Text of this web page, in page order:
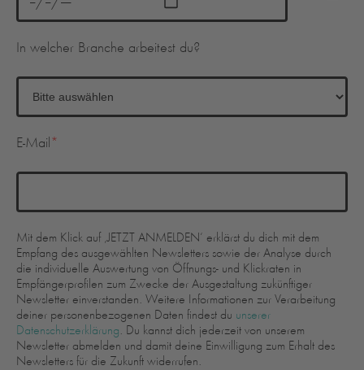
In welcher Branche arbeitest du?
E-Mail *
Mit dem Klick auf ‚JETZT ANMELDEN‘ erklärst du dich mit dem
Empfang des ausgewählten Newsletters sowie der Analyse durch
die individuelle Auswertung von Öffnungs- und Klickraten in
Empfängerprofilen zum Zwecke der Ausgestaltung zukünftiger
Newsletter einverstanden. Weitere Informationen zur Verarbeitung
deiner personenbezogenen Daten findest du unserer
Datenschutzerklärung. Du kannst dich jederzeit von unserem
Newsletter abmelden und damit deine Einwilligung zum Erhalt des
Newsletters für die Zukunft widerrufen.